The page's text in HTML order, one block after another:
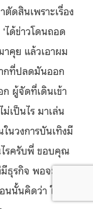
ดสินเพราะเรื่อง
ด้ข่าวโดนถอด
คุย แล้วเอาผม
กที่ปลดมันออก
ผู้จัดที่เดินเข้า
เป็นไร มาเล่น
นวงการบันเทิงมี
รครับพี่ ขอบคุณ
ธุรกิจ พอจะ
นั้นคิดว่า ใครไม่